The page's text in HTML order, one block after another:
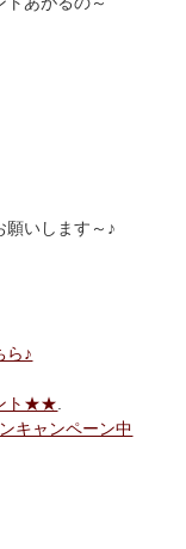
願いします～♪
ら♪
ト★★
キャンペーン中